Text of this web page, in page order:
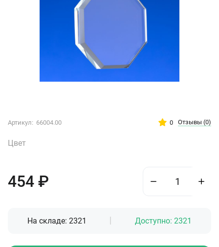
Артикул: 66004.00 0 Отзывы (0)
Цвет
454 ₽
На складе:2321 Доступно: 2321